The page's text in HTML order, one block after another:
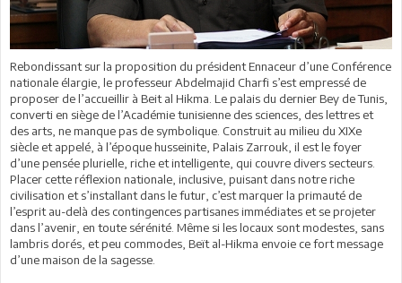
Rebondissant sur la proposition du président Ennaceur d’une Conférence
nationale élargie, le professeur Abdelmajid Charfi s’est empressé de
proposer de l’accueillir à Beit al Hikma. Le palais du dernier Bey de Tunis,
converti en siège de l’Académie tunisienne des sciences, des lettres et
des arts, ne manque pas de symbolique. Construit au milieu du XIXe
siècle et appelé, à l’époque husseinite, Palais Zarrouk, il est le foyer
d’une pensée plurielle, riche et intelligente, qui couvre divers secteurs.
Placer cette réflexion nationale, inclusive, puisant dans notre riche
civilisation et s’installant dans le futur, c’est marquer la primauté de
l’esprit au-delà des contingences partisanes immédiates et se projeter
dans l’avenir, en toute sérénité. Même si les locaux sont modestes, sans
lambris dorés, et peu commodes, Beït al-Hikma envoie ce fort message
d’une maison de la sagesse.